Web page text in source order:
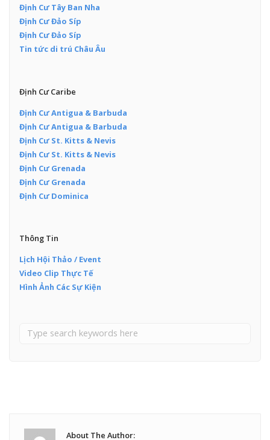
Định Cư Tây Ban Nha
Định Cư Đảo Síp
Định Cư Đảo Síp
Tin tức di trú Châu Âu
Định Cư Caribe
Định Cư Antigua & Barbuda
Định Cư Antigua & Barbuda
Định Cư St. Kitts & Nevis
Định Cư St. Kitts & Nevis
Định Cư Grenada
Định Cư Grenada
Định Cư Dominica
Thông Tin
Lịch Hội Thảo / Event
Video Clip Thực Tế
Hình Ảnh Các Sự Kiện
About The Author: